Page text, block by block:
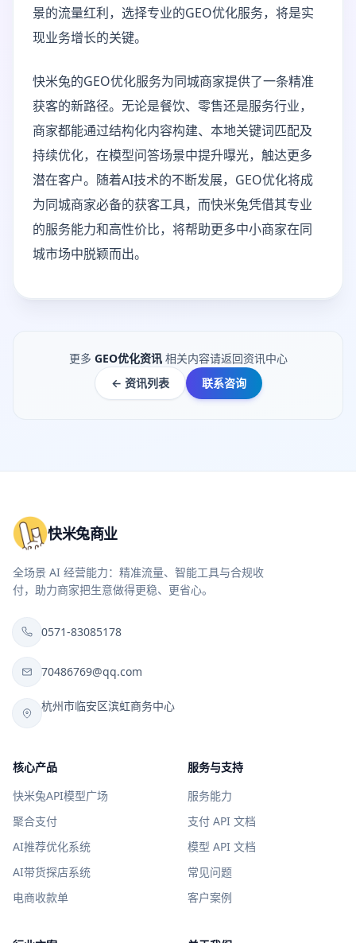
景的流量红利，选择专业的GEO优化服务，将是实
现业务增长的关键。
快米兔的GEO优化服务为同城商家提供了一条精准
获客的新路径。无论是餐饮、零售还是服务行业，
商家都能通过结构化内容构建、本地关键词匹配及
持续优化，在模型问答场景中提升曝光，触达更多
潜在客户。随着AI技术的不断发展，GEO优化将成
为同城商家必备的获客工具，而快米兔凭借其专业
的服务能力和高性价比，将帮助更多中小商家在同
城市场中脱颖而出。
更多 GEO优化资讯 相关内容请返回资讯中心
← 资讯列表
联系咨询
快米兔商业
全场景 AI 经营能力：精准流量、智能工具与合规收
付，助力商家把生意做得更稳、更省心。
0571-83085178
70486769@qq.com
杭州市临安区滨虹商务中心
核心产品
快米兔API模型广场
聚合支付
AI推荐优化系统
AI带货探店系统
电商收款单
服务与支持
服务能力
支付 API 文档
模型 API 文档
常见问题
客户案例